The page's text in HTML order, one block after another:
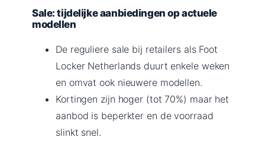
Sale: tijdelijke aanbiedingen op actuele
modellen
De reguliere sale bij retailers als Foot
Locker Netherlands duurt enkele weken
en omvat ook nieuwere modellen.
Kortingen zijn hoger (tot 70%) maar het
aanbod is beperkter en de voorraad
slinkt snel.